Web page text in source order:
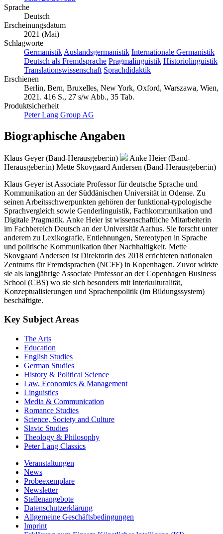
10.3726/b17659
Sprache
Deutsch
Erscheinungsdatum
2021 (Mai)
Schlagworte
Germanistik Auslandsgermanistik Internationale Germanistik
Deutsch als Fremdsprache Pragmalinguistik
Translationswissenschaft
Erschienen
Berlin, Bern, Bruxelles, New York, Oxford, Warszawa, Wien,
2021. 416 S., 27 s/w Abb., 35 Tab.
Produktsicherheit
Biographische Angaben
Klaus Geyer (Band-Herausgeber:in)
Anke Heier (Band-
Klaus Geyer ist Associate Professor für deutsche Sprache und
Kommunikation an der Süddänischen Universität in Odense. Zu
seinen Arbeitsschwerpunkten gehören der funktional-typologische
Sprachvergleich sowie Genderlinguistik, Fachkommunikation und
Digitale Pragmatik. Anke Heier ist wissenschaftliche Mitarbeiterin
im Fachbereich Deutsch an der Universität Aarhus. Sie forscht unter
anderem zu Lexikografie, Entlehnungen, Stereotypen in Sprache
und politische Kommunikation über Nachhaltigkeit. Mette
Skovgaard Andersen ist Direktorin des 2018 errichteten nationalen
Zentrums für Fremdsprachen (NCFF) in Kopenhagen. Zuvor wirkte
sie als langjährige Associate Professor an der Copenhagen Business
School (CBS) wo sie sich besonders mit Interkulturalität,
Konzeptualisierungen und Sprachenpolitik (im Bildungssystem)
The Arts
Education
English Studies
German Studies
History & Political Science
Law, Economics & Management
Linguistics
Media & Communication
Romance Studies
Science, Society and Culture
Slavic Studies
Theology & Philosophy
Veranstaltungen
News
Probeexemplare
Newsletter
Stellenangebote
Datenschutzerklärung
Allgemeine Geschäftsbedingungen